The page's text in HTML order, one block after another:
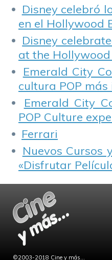
Disney celebró
en el Hollywood
Disney
at the
Emerald City
cultura POP
Emerald City
POP Culture
Ferrari
Nuevos Cursos
«Disfrutar
©2003-2018 Cine y más...